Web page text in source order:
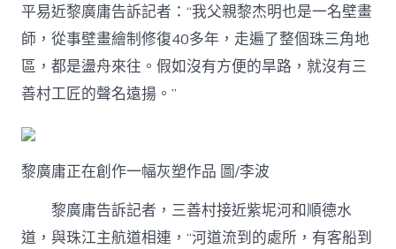
平易近黎廣庸告訴記者：“我父親黎杰明也是一名壁畫
師，從事壁畫繪制修復40多年，走遍了整個珠三角地
區，都是盪舟來往。假如沒有方便的旱路，就沒有三
善村工匠的聲名遠揚。”
黎廣庸正在創作一幅灰塑作品 圖/李波
黎廣庸告訴記者，三善村接近紫坭河和順德水
道，與珠江主航道相連，“河道流到的處所，有客船到